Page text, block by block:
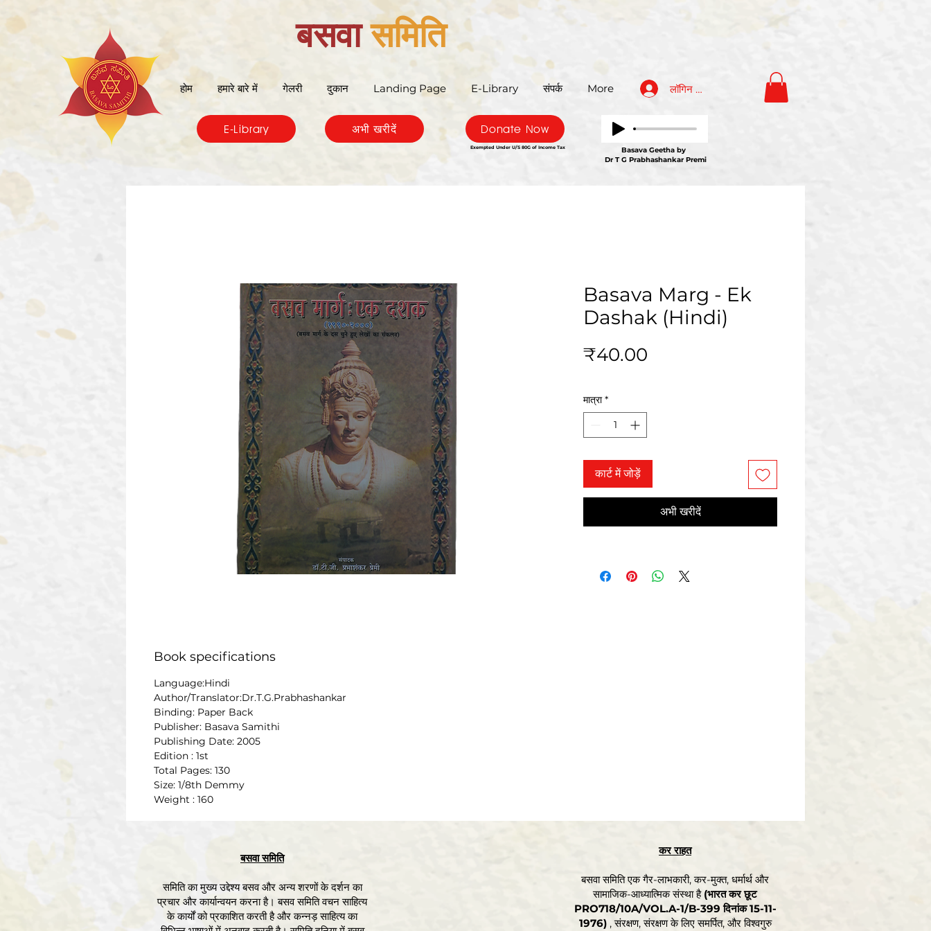
होम हमारे बारे में गेलरी दुकान Landing Page E-Library संपर्क More
बसवा समिति
अभी खरीदें Donate Now
लॉगिन करें
Exempted Under U/S 80G of Income Tax
Basava Geetha by
Dr T G Prabhashankar Premi
E-Library
Basava Marg - Ek
Dashak (Hindi)
₹40.00
मात्रा *
कार्ट में जोड़ें
अभी खरीदें
Book specifications
Language:Hindi
Author/Translator:Dr.T.G.Prabhashankar
Binding: Paper Back
Publisher: Basava Samithi
Publishing Date: 2005
Edition : 1st
Total Pages: 130
Size: 1/8th Demmy
Weight : 160
बसवा समिति
समिति का मुख्य उद्देश्य बसव और अन्य शरणों के दर्शन का
प्रचार और कार्यान्वयन करना है। बसव समिति वचन साहित्य
के कार्यों को प्रकाशित करती है और कन्नड़ साहित्य का
कर राहत
बसवा समिति एक गैर-लाभकारी, कर-मुक्त, धर्मार्थ और
सामाजिक-आध्यात्मिक संस्था है (भारत कर छूट
PRO718/10A/VOL.A-1/B-399 दिनांक 15-11-
1976), संरक्षण, संरक्षण के लिए समर्पित, और विश्वगुरु